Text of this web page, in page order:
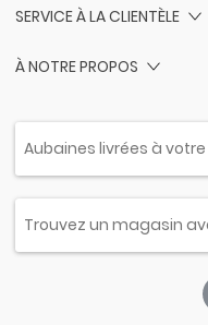
SERVICE À LA CLIENTÈLE
À NOTRE PROPOS